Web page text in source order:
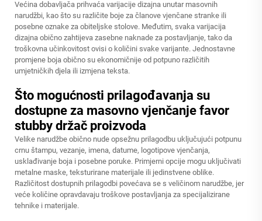
Većina dobavljača prihvaća varijacije dizajna unutar masovnih
narudžbi, kao što su različite boje za članove vjenčane stranke ili
posebne oznake za obiteljske stolove. Međutim, svaka varijacija
dizajna obično zahtijeva zasebne naknade za postavljanje, tako da
troškovna učinkovitost ovisi o količini svake varijante. Jednostavne
promjene boja obično su ekonomičnije od potpuno različitih
umjetničkih djela ili izmjena teksta.
Što mogućnosti prilagođavanja su
dostupne za masovno vjenčanje favor
stubby držač proizvoda
Velike narudžbe obično nude opsežnu prilagodbu uključujući potpunu
crnu štampu, vezanje, imena, datume, logotipove vjenčanja,
usklađivanje boja i posebne poruke. Primjerni opcije mogu uključivati
metalne maske, teksturirane materijale ili jedinstvene oblike.
Različitost dostupnih prilagodbi povećava se s veličinom narudžbe, jer
veće količine opravdavaju troškove postavljanja za specijalizirane
tehnike i materijale.